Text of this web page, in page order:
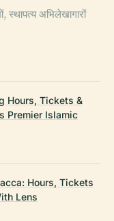
स्थापत्य अभिलेखागारों
Hours, Tickets &
Premier Islamic
Hours, Tickets
Lens